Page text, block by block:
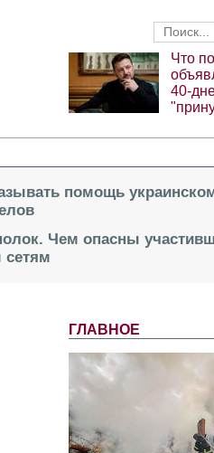
Что
40-
помощь
Чем опасны
сетям
ГЛАВНОЕ